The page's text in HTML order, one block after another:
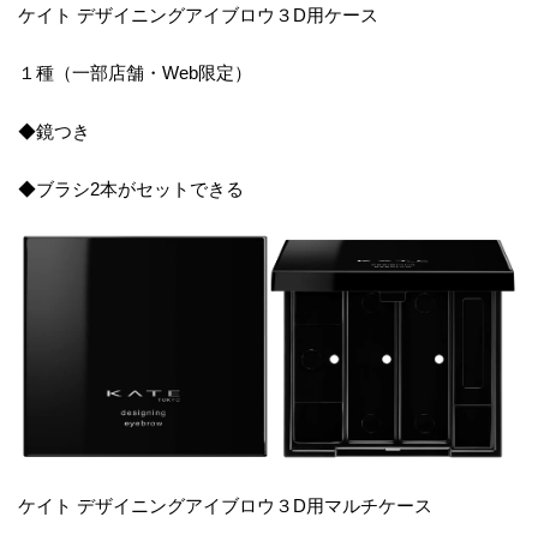
ケイト デザイニングアイブロウ３D用ケース
１種（一部店舗・Web限定）
◆鏡つき
◆ブラシ2本がセットできる
ケイト デザイニングアイブロウ３D用マルチケース